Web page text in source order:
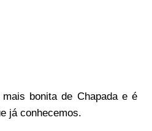
bonita de Chapada e é
já conhecemos.